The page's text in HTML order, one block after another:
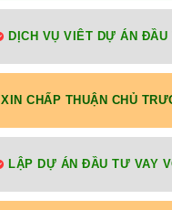
DỊCH VỤ VIÊT DỰ ÁN ĐẦU
XIN CHẤP THUẬN CHỦ
LẬP DỰ ÁN ĐẦU TƯ VAY